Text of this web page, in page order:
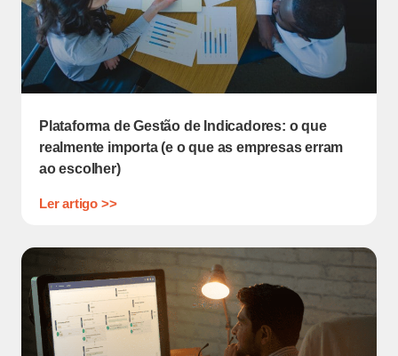
Plataforma de Gestão de Indicadores: o que
realmente importa (e o que as empresas erram
ao escolher)
Ler artigo >>